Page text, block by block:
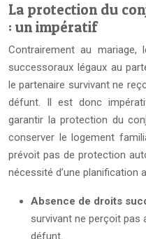
La protection du
: un impératif
Contrairement au mariage,
successoraux légaux au
le partenaire survivant ne
défunt. Il est donc
garantir la protection du
conserver le logement
prévoit pas de protection
nécessité d’une planification
Absence de droits
survivant ne perçoit pas
défunt.